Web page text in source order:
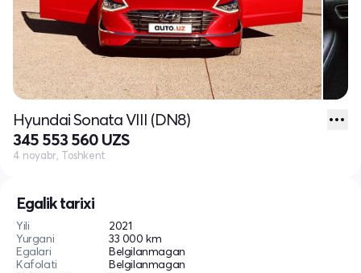
Egalik tarixi
Yili
2021
Yurgani
33 000 km
Egalari
Belgilanmagan
Kafolati
Belgilanmagan
Hyundai Sonata VIII (DN8)
345 553 560 UZS
4 noyabr, Toshkent